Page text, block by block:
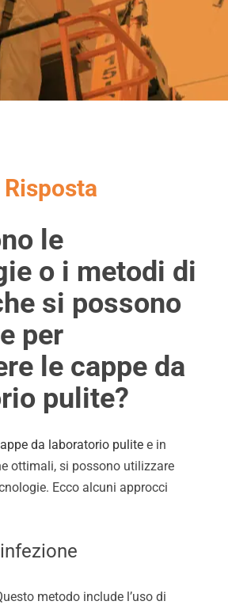
Risposta
le
o i metodi di
si possono
per
le cappe da
pulite?
da laboratorio pulitee in
ottimali, si possono utilizzare
Ecco alcuni approcci
metodo include l’uso di